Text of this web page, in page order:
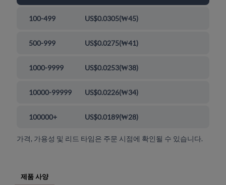
100-499 US$0.0305(₩45)
500-999 US$0.0275(₩41)
1000-9999 US$0.0253(₩38)
10000-99999 US$0.0226(₩34)
100000+ US$0.0189(₩28)
가격, 가용성 및 리드 타임은 주문 시점에 확인될 수 있습니다.
제품 사양